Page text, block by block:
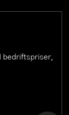
bedriftspriser,